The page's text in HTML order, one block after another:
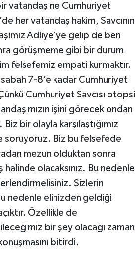
vatandaş ne Cumhuriyet
her vatandaş hakim, Savcının
Adliye’ye gelip de ben
görüşmeme gibi bir durum
felsefemiz empati kurmaktır.
sabah 7-8’e kadar Cumhuriyet
Cumhuriyet Savcısı otopsi
işini görecek ondan
bir olayla karşılaştığımız
soruyoruz. Biz bu felsefede
mezun olduktan sonra
olacaksınız. Bu nedenle
Sizlerin
nedenle elinizden geldiği
Özellikle de
bir şey olacağı zaman
bitirdi.